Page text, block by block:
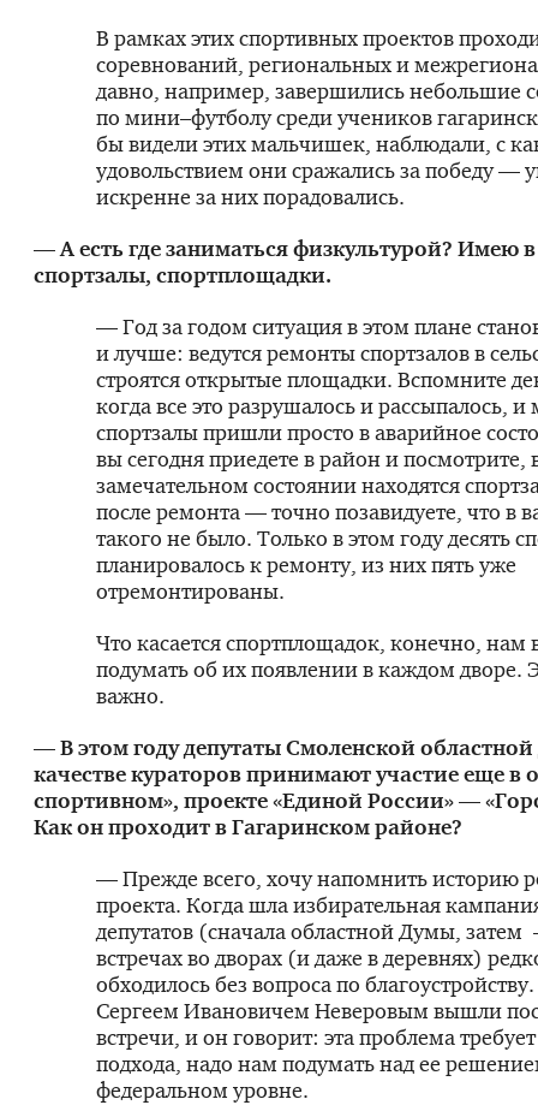
В рамках этих спортивных проектов
соревнований, региональных и
давно, например, завершились небольшие
по мини–футболу среди учеников
бы видели этих мальчишек, наблюдали, с
удовольствием они сражались за победу —
искренне за них порадовались.
— А есть где заниматься физкультурой? Имею
спортзалы, спортплощадки.
— Год за годом ситуация в этом плане
и лучше: ведутся ремонты спортзалов в
строятся открытые площадки. Вспомните
когда все это разрушалось и рассыпалось, и
спортзалы пришли просто в аварийное
вы сегодня приедете в район и посмотрите,
замечательном состоянии находятся
после ремонта — точно позавидуете, что в
такого не было. Только в этом году десять
планировалось к ремонту, из них пять уже
отремонтированы.
Что касается спортплощадок, конечно, нам
подумать об их появлении в каждом дворе.
важно.
— В этом году депутаты Смоленской
качестве кураторов принимают участие еще в
спортивном», проекте «Единой России» —
Как он проходит в Гагаринском районе?
— Прежде всего, хочу напомнить историю
проекта. Когда шла избирательная
депутатов (сначала областной Думы,
встречах во дворах (и даже в деревнях)
обходилось без вопроса по
Сергеем Ивановичем Неверовым вышли
встречи, и он говорит: эта проблема
подхода, надо нам подумать над ее
федеральном уровне.